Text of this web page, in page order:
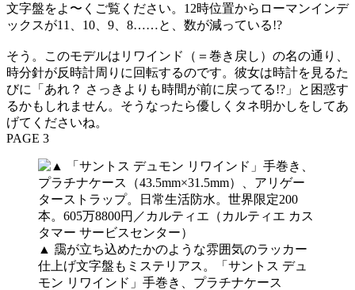
文字盤をよ〜くご覧ください。12時位置からローマンインデ
ックスが11、10、9、8……と、数が減っている!?
そう。このモデルはリワインド（＝巻き戻し）の名の通り、
時分針が反時計周りに回転するのです。彼女は時計を見るた
びに「あれ？ さっきよりも時間が前に戻ってる!?」と困惑す
るかもしれません。そうなったら優しくタネ明かしをしてあ
げてくださいね。
PAGE 3
▲ 靄が立ち込めたかのような雰囲気のラッカー
仕上げ文字盤もミステリアス。「サントス デュ
モン リワインド」手巻き、プラチナケース